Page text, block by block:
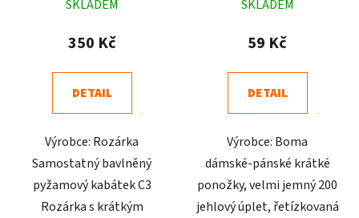
hodnocení
produktu
5,0
z
hvězdiček.
SKLADEM
350 Kč
DETAIL
Výrobce: Rozárka
Samostatný bavlněný
pyžamový kabátek C3
Rozárka s krátkým
hodnocení
produktu
5,0
z
hvězdiček.
SKLADEM
59 Kč
DETAIL
Výrobce: Boma
dámské-pánské krátké
ponožky, velmi jemný 200
jehlový úplet, řetízkovaná